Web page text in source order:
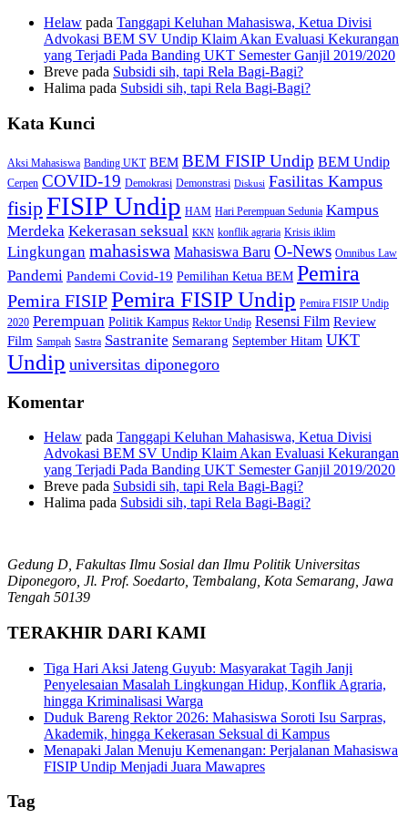
Helaw pada Tanggapi Keluhan Mahasiswa, Ketua Divisi
Advokasi BEM SV Undip Klaim Akan Evaluasi Kekurangan
yang Terjadi Pada Banding UKT Semester Ganjil 2019/2020
Breve pada Subsidi sih, tapi Rela Bagi-Bagi?
Halima pada Subsidi sih, tapi Rela Bagi-Bagi?
Kata Kunci
Aksi Mahasiswa Banding UKT BEM BEM FISIP Undip BEM Undip
Cerpen COVID-19 Demokrasi Demonstrasi Diskusi Fasilitas Kampus
fisipFISIP Undip HAM Hari Perempuan Sedunia Kampus
Merdeka Kekerasan seksual KKN konflik agraria Krisis iklim
Lingkungan mahasiswa Mahasiswa Baru O-News Omnibus Law
Pandemi Pandemi Covid-19 Pemilihan Ketua BEM Pemira
Pemira FISIPPemira FISIP Undip Pemira FISIP Undip
2020 Perempuan Politik Kampus Rektor Undip Resensi Film Review
Film Sampah Sastra Sastranite Semarang September Hitam UKT
Undip universitas diponegoro
Komentar
Helaw pada Tanggapi Keluhan Mahasiswa, Ketua Divisi
Advokasi BEM SV Undip Klaim Akan Evaluasi Kekurangan
yang Terjadi Pada Banding UKT Semester Ganjil 2019/2020
Breve pada Subsidi sih, tapi Rela Bagi-Bagi?
Halima pada Subsidi sih, tapi Rela Bagi-Bagi?
Gedung D, Fakultas Ilmu Sosial dan Ilmu Politik Universitas
Diponegoro, Jl. Prof. Soedarto, Tembalang, Kota Semarang, Jawa
Tengah 50139
TERAKHIR DARI KAMI
Tiga Hari Aksi Jateng Guyub: Masyarakat Tagih Janji
Penyelesaian Masalah Lingkungan Hidup, Konflik Agraria,
hingga Kriminalisasi Warga
Duduk Bareng Rektor 2026: Mahasiswa Soroti Isu Sarpras,
Akademik, hingga Kekerasan Seksual di Kampus
Menapaki Jalan Menuju Kemenangan: Perjalanan Mahasiswa
FISIP Undip Menjadi Juara Mawapres
Tag